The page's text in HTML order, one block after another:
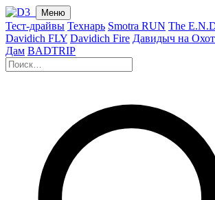
Меню
Тест-драйвы Технарь Smotra RUN The
Davidich FLY Davidich Fire Давидыч на
Дам BADTRIP